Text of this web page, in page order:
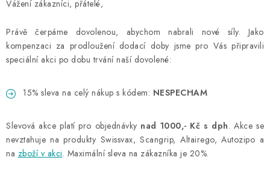
KONTAKTY
PRODÁVANÉ ZNAČKY
BYDLENÍ
Věrnostní program
Všeobecné obchodní podmínky
Podmínky ochrany osobních údajů
Mapa serveru
Vážení zákazníci, přátelé,
Právě čerpáme dovolenou, abychom nabrali nové síly. Jako
kompenzaci za prodloužení dodací doby jsme pro Vás připravili
speciální akci po dobu trvání naší dovolené:
15% sleva na celý nákup s kódem: NESPECHAM
Slevová akce platí pro objednávky nad 1000,- Kč s dph. Akce se
nevztahuje na produkty Swissvax, Scangrip, Altairego, Autozipo a
na zboží v akci. Maximální sleva na zákazníka je 20%.